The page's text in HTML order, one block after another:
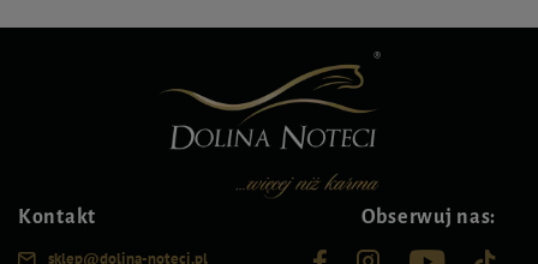
Kontakt
sklep@dolina-noteci.pl
Obserwuj nas: